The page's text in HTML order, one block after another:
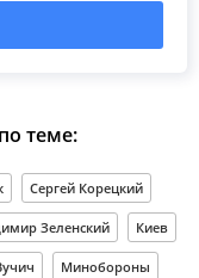
теме:
Сергей Корецкий
Зеленский Киев
Минобороны